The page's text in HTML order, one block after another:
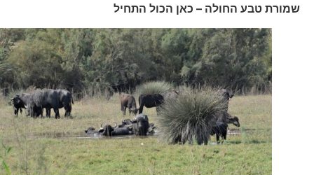
שמורת טבע החולה – כאן הכול התחיל